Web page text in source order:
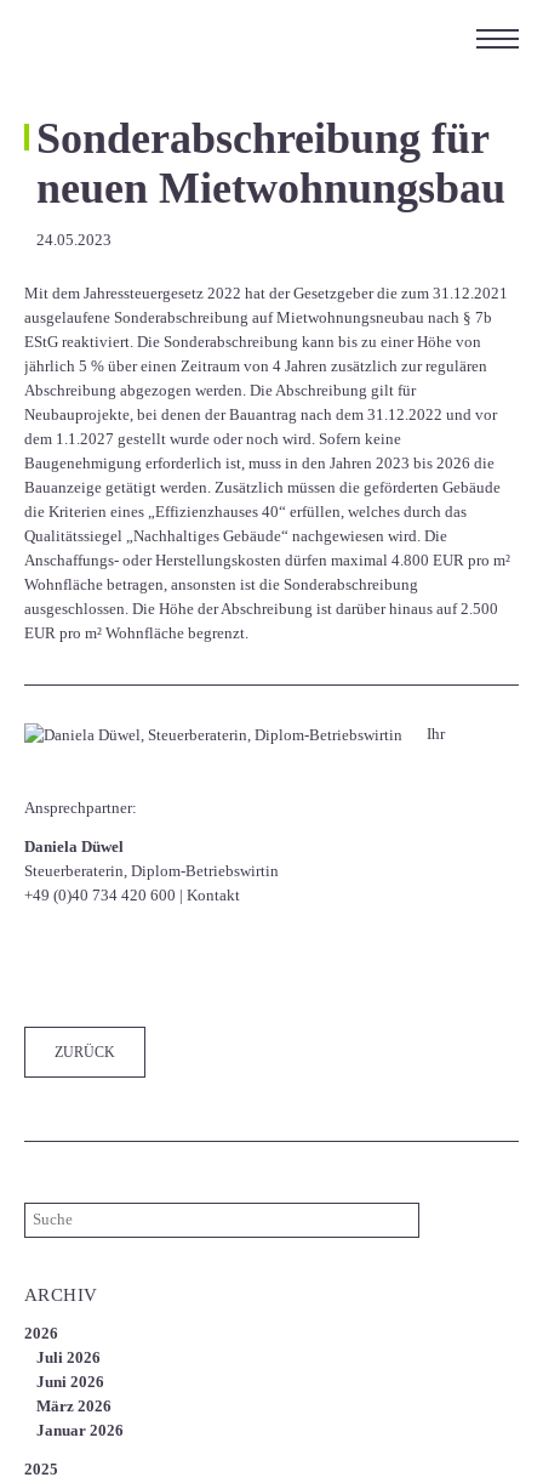
Sonderabschreibung für
neuen Mietwohnungsbau
24.05.2023
Mit dem Jahressteuergesetz 2022 hat der Gesetzgeber die zum 31.12.2021
ausgelaufene Sonderabschreibung auf Mietwohnungsneubau nach § 7b
EStG reaktiviert. Die Sonderabschreibung kann bis zu einer Höhe von
jährlich 5 % über einen Zeitraum von 4 Jahren zusätzlich zur regulären
Abschreibung abgezogen werden. Die Abschreibung gilt für
Neubauprojekte, bei denen der Bauantrag nach dem 31.12.2022 und vor
dem 1.1.2027 gestellt wurde oder noch wird. Sofern keine
Baugenehmigung erforderlich ist, muss in den Jahren 2023 bis 2026 die
Bauanzeige getätigt werden. Zusätzlich müssen die geförderten Gebäude
die Kriterien eines „Effizienzhauses 40“ erfüllen, welches durch das
Qualitätssiegel „Nachhaltiges Gebäude“ nachgewiesen wird. Die
Anschaffungs- oder Herstellungskosten dürfen maximal 4.800 EUR pro m²
Wohnfläche betragen, ansonsten ist die Sonderabschreibung
ausgeschlossen. Die Höhe der Abschreibung ist darüber hinaus auf 2.500
EUR pro m² Wohnfläche begrenzt.
Ihr
Ansprechpartner:
Daniela Düwel
Steuerberaterin, Diplom-Betriebswirtin
+49 (0)40 734 420 600 | Kontakt
ZURÜCK
ARCHIV
2026
Juli 2026
Juni 2026
März 2026
Januar 2026
2025
KONTAKT